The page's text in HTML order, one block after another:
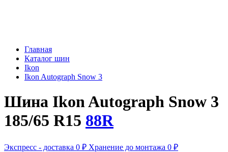
Главная
Каталог шин
Ikon
Ikon Autograph Snow 3
Шина Ikon Autograph Snow 3
185/65 R15 88R
Экспресс - доставка 0 ₽ Хранение до монтажа 0 ₽